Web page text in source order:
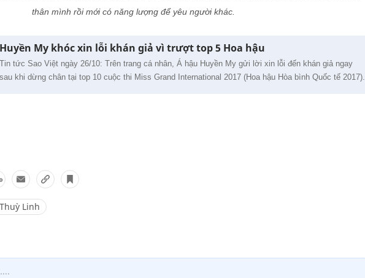
thân mình rồi mới có năng lượng để yêu người khác.
Huyền My khóc xin lỗi khán giả vì trượt top 5 Hoa hậu
Tin tức Sao Việt ngày 26/10: Trên trang cá nhân, Á hậu Huyền My gửi lời xin lỗi đến khán giả ngay
sau khi dừng chân tại top 10 cuộc thi Miss Grand International 2017 (Hoa hậu Hòa bình Quốc tế 2017).
Linh